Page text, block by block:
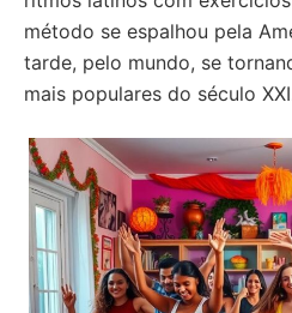
método se espalhou pela
tarde, pelo mundo, se
mais populares do século